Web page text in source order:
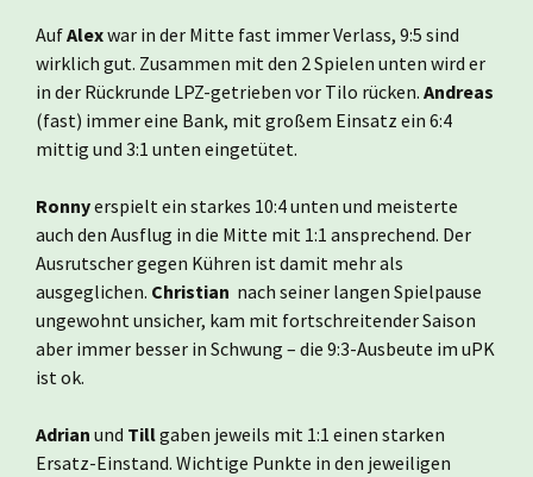
AufAlexwar in der Mitte fast immer Verlass, 9:5 sind
wirklich gut. Zusammen mit den 2 Spielen unten wird er
in der Rückrunde LPZ-getrieben vor Tilo rücken. Andreas
(fast) immer eine Bank, mit großem Einsatz ein 6:4
mittig und 3:1 unten eingetütet.
Ronnyerspielt ein starkes 10:4 unten und meisterte
auch den Ausflug in die Mitte mit 1:1 ansprechend. Der
Ausrutscher gegen Kühren ist damit mehr als
ausgeglichen. Christian nach seiner langen Spielpause
ungewohnt unsicher, kam mit fortschreitender Saison
aber immer besser in Schwung – die 9:3-Ausbeute im uPK
ist ok.
Adrian und Tillgaben jeweils mit 1:1 einen starken
Ersatz-Einstand. Wichtige Punkte in den jeweiligen